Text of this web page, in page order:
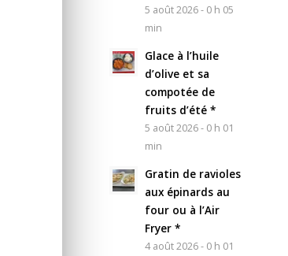
5 août 2026 - 0 h 05
min
Glace à l’huile
d’olive et sa
compotée de
fruits d’été *
5 août 2026 - 0 h 01
min
Gratin de ravioles
aux épinards au
four ou à l’Air
Fryer *
4 août 2026 - 0 h 01